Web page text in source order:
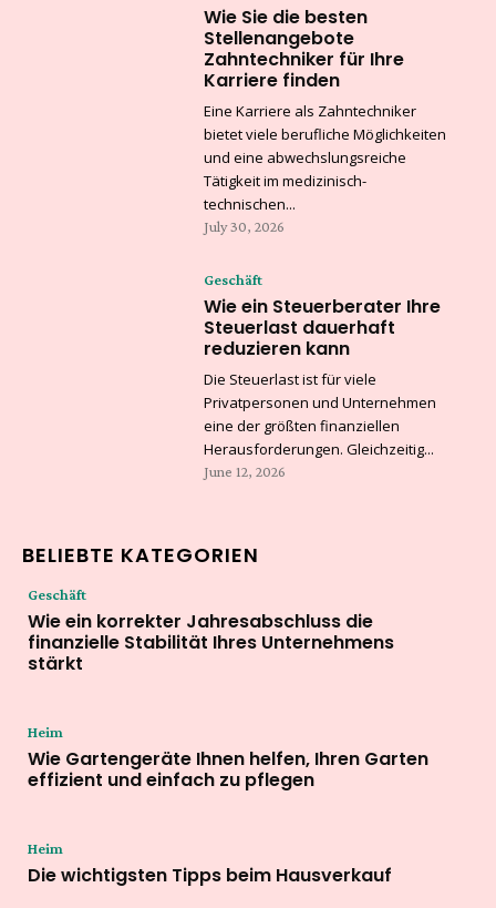
Wie Sie die besten
Stellenangebote
Zahntechniker für Ihre
Karriere finden
Eine Karriere als Zahntechniker
bietet viele berufliche Möglichkeiten
und eine abwechslungsreiche
Tätigkeit im medizinisch-
technischen...
July 30, 2026
Geschäft
Wie ein Steuerberater Ihre
Steuerlast dauerhaft
reduzieren kann
Die Steuerlast ist für viele
Privatpersonen und Unternehmen
eine der größten finanziellen
Herausforderungen. Gleichzeitig...
June 12, 2026
BELIEBTE KATEGORIEN
Geschäft
Wie ein korrekter Jahresabschluss die
finanzielle Stabilität Ihres Unternehmens
stärkt
Heim
Wie Gartengeräte Ihnen helfen, Ihren Garten
effizient und einfach zu pflegen
Heim
Die wichtigsten Tipps beim Hausverkauf